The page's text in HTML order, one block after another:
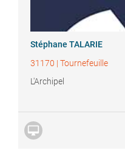
Stéphane TALARIE
31170 | Tournefeuille
L'Archipel
